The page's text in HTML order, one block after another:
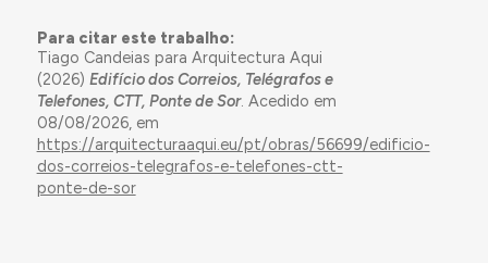
Para citar este trabalho:
Tiago Candeias para Arquitectura Aqui
(2026) Edifício dos Correios, Telégrafos e
Telefones, CTT, Ponte de Sor. Acedido em
08/08/2026, em
https://arquitecturaaqui.eu/pt/obras/56699/edificio-
dos-correios-telegrafos-e-telefones-ctt-
ponte-de-sor